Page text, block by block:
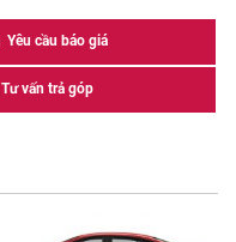
Yêu cầu báo giá
Tư vấn trả góp